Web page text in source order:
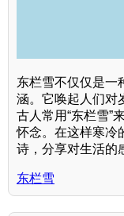
东栏雪不仅仅是一
涵。它唤起人们对
古人常用“东栏雪”
怀念。在这样寒冷
诗，分享对生活的
东栏雪